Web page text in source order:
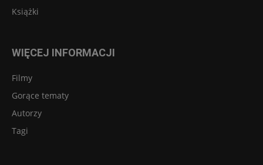
Książki
WIĘCEJ INFORMACJI
Filmy
Gorące tematy
Autorzy
Tagi